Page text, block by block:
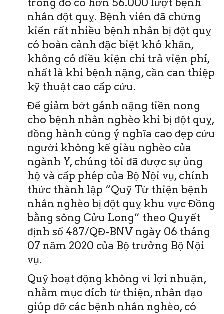
trong đó có hơn 56.000 lượt bệnh
nhân đột quỵ. Bệnh viên đã chứng
kiến rất nhiều bệnh nhân bị đột quỵ
có hoàn cảnh đặc biệt khó khăn,
không có điều kiện chi trả viện phí,
nhất là khi bệnh nặng, cần can thiệp
kỹ thuật cao cấp cứu.
Để giảm bớt gánh nặng tiền nong
cho bệnh nhân nghèo khi bị đột quỵ,
đồng hành cùng ý nghĩa cao đẹp cứu
người không kể giàu nghèo của
ngành Y, chúng tôi đã được sự ủng
hộ và cấp phép của Bộ Nội vụ, chính
thức thành lập “Quỹ Từ thiện bệnh
nhân nghèo bị đột quỵ khu vực Đồng
bằng sông Cửu Long” theo Quyết
định số 487/QĐ-BNV ngày 06 tháng
07 năm 2020 của Bộ trưởng Bộ Nội
vụ.
Quỹ hoạt động không vì lợi nhuận,
nhằm mục đích từ thiện, nhân đạo
giúp đỡ các bệnh nhân nghèo, có